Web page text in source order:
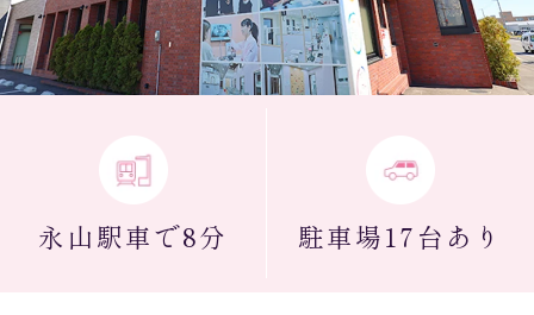
永山駅車で8分 駐車場17台あり